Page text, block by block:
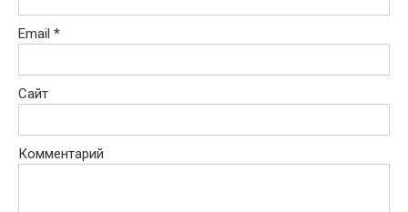
Email *
Сайт
Комментарий